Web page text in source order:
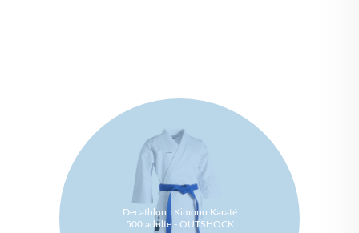
Decathlon : Kimono Karaté
500 adulte - OUTSHOCK